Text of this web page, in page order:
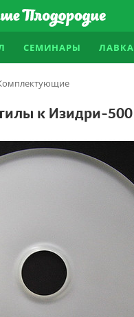
СЕМИНАРЫ ЛАВКА
к Изидри-500